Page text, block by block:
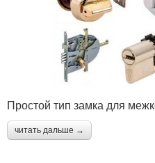
Простой тип замка для
читать дальше →